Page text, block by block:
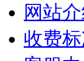
网站
收费